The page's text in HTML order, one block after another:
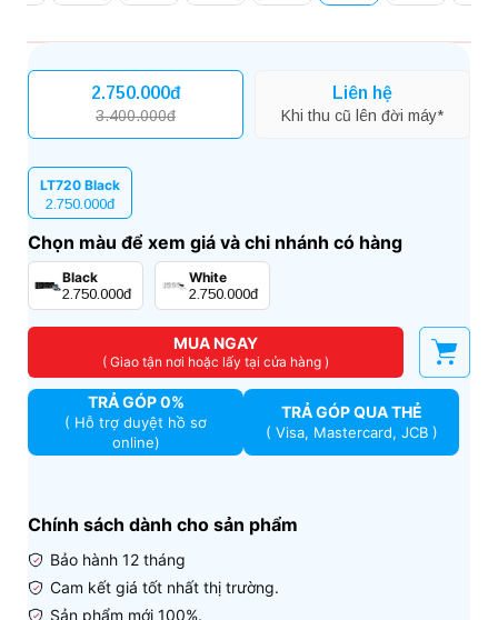
2.750.000đ
3.400.000đ
Liên hệ
Khi thu cũ lên đời máy*
LT720 Black
2.750.000đ
Chọn màu để xem giá và chi nhánh có hàng
Black
2.750.000đ
White
2.750.000đ
MUA NGAY
( Giao tận nơi hoặc lấy tại cửa hàng )
TRẢ GÓP 0%
( Hỗ trợ duyệt hồ sơ
online)
TRẢ GÓP QUA THẺ
( Visa, Mastercard, JCB )
Chính sách dành cho sản phẩm
Bảo hành 12 tháng
Cam kết giá tốt nhất thị trường.
Sản phẩm mới 100%.